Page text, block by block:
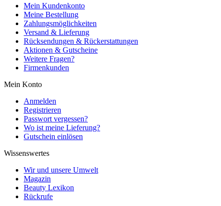
Mein Kundenkonto
Meine Bestellung
Zahlungsmöglichkeiten
Versand & Lieferung
Rücksendungen & Rückerstattungen
Aktionen & Gutscheine
Weitere Fragen?
Firmenkunden
Mein Konto
Anmelden
Registrieren
Passwort vergessen?
Wo ist meine Lieferung?
Gutschein einlösen
Wissenswertes
Wir und unsere Umwelt
Magazin
Beauty Lexikon
Rückrufe